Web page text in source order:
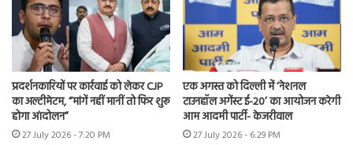
प्रदर्शनकारियों पर कार्रवाई को लेकर CJP
का अल्टीमेटम, “मांगें नहीं मानीं तो फिर शुरू
होगा आंदोलन”
27 July 2026 - 7:20 PM
एक अगस्त को दिल्ली में ‘नेशनल
टाउनहॉल अगेंस्ट ई-20’ का आयोजन करेगी
आम आदमी पार्टी- केजरीवाल
27 July 2026 - 6:29 PM